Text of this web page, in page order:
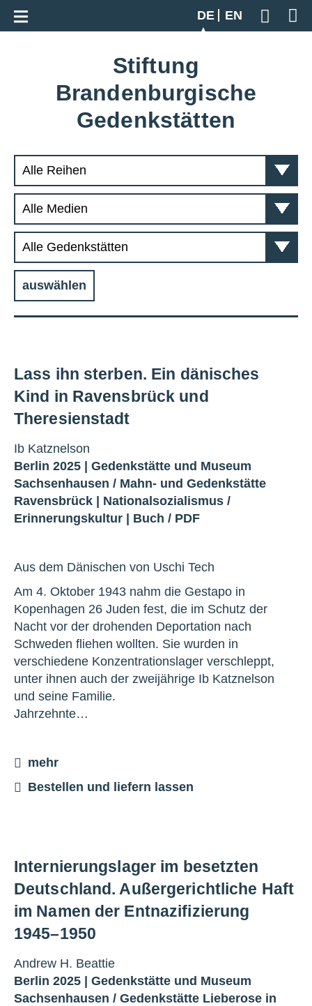
DE
EN
Geben
Zur Gesamtübersicht
Stiftung
Brandenburgische
Gedenkstätten
auswählen
Lass ihn sterben. Ein dänisches
Kind in Ravensbrück und
Theresienstadt
Ib Katznelson
Berlin 2025 | Gedenkstätte und Museum
Sachsenhausen / Mahn- und Gedenkstätte
Ravensbrück
Nationalsozialismus /
Erinnerungskultur
Buch / PDF
Aus dem Dänischen von Uschi Tech
Am 4. Oktober 1943 nahm die Gestapo in
Kopenhagen 26 Juden fest, die im Schutz der
Nacht vor der drohenden Deportation nach
Schweden fliehen wollten. Sie wurden in
verschiedene Konzentrationslager verschleppt,
unter ihnen auch der zweijährige Ib Katznelson
und seine Familie.
Jahrzehnte…
mehr
Bestellen und liefern lassen
Internierungslager im besetzten
Deutschland. Außergerichtliche Haft
im Namen der Entnazifizierung
1945–1950
Andrew H. Beattie
Berlin 2025 | Gedenkstätte und Museum
Sachsenhausen / Gedenkstätte Lieberose in